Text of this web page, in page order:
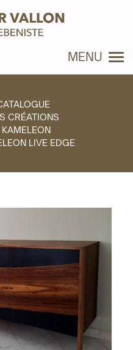
MENU
CRÉATIONS
LIVE EDGE